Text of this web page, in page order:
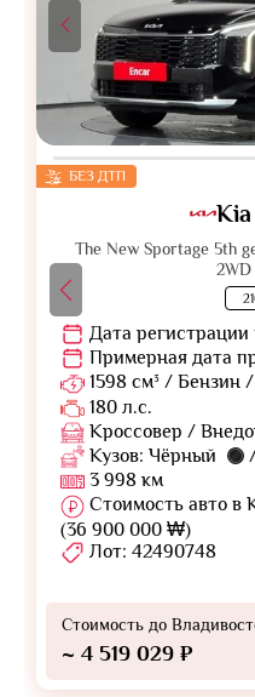
БЕЗ ДТП
The New Sportage 5th
Дата регистрации
Примерная дата
1598 см³ / Бензин
180 л.с.
Кроссовер /
Кузов: Чёрный
3 998 км
Стоимость авто в
(36 900 000 ₩)
Лот: 42490748
Стоимость до
~ 4 519 029 ₽